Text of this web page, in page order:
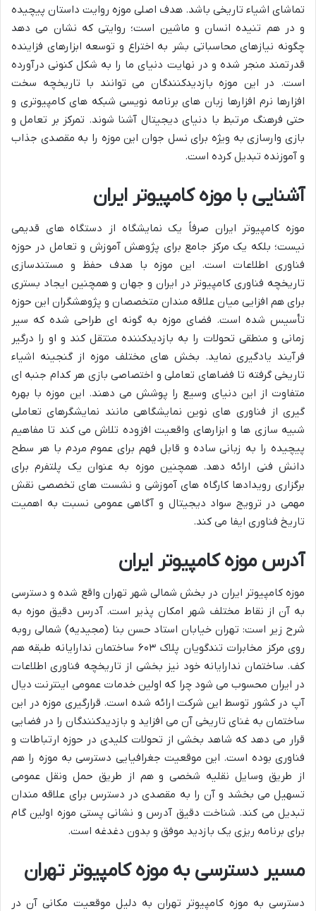
تماشای اشیاء تاریخی باشد. هدف اصلی موزه روایت داستان پیچیده
و در هم تنیده انسان و ماشین است؛ روایتی که نشان می دهد
چگونه نیازهای محاسباتی بشر به اختراع و توسعه ابزارهای فزاینده
قدرتمند منجر شده و در نهایت دنیای ما را به شکل کنونی درآورده
است. در این موزه بازدیدکنندگان می توانند با تاریخچه سخت
افزارها نرم افزارها زبان های برنامه نویسی شبکه های کامپیوتری و
حتی فرهنگ مرتبط با دنیای دیجیتال آشنا شوند. تمرکز بر تعامل و
بازی وارسازی به ویژه برای نسل جوان این موزه را به مقصدی جذاب
و آموزنده تبدیل کرده است.
آشنایی با موزه کامپیوتر ایران
موزه کامپیوتر ایران صرفاً یک نمایشگاه از دستگاه های قدیمی
نیست؛ بلکه یک مرکز جامع برای پژوهش آموزش و تعامل در حوزه
فناوری اطلاعات است. این موزه با هدف حفظ و مستندسازی
تاریخچه فناوری کامپیوتر در ایران و جهان و همچنین ایجاد بستری
برای هم افزایی میان علاقه مندان متخصصان و پژوهشگران این حوزه
تأسیس شده است. فضای موزه به گونه ای طراحی شده که سیر
زمانی و منطقی تحولات را به بازدیدکننده منتقل کند و او را درگیر
فرآیند یادگیری نماید. بخش های مختلف موزه از گنجینه اشیاء
تاریخی گرفته تا فضاهای تعاملی و اختصاصی بازی هر کدام جنبه ای
متفاوت از این دنیای وسیع را پوشش می دهند. این موزه با بهره
گیری از فناوری های نوین نمایشگاهی مانند نمایشگرهای تعاملی
شبیه سازی ها و ابزارهای واقعیت افزوده تلاش می کند تا مفاهیم
پیچیده را به زبانی ساده و قابل فهم برای عموم مردم با هر سطح
دانش فنی ارائه دهد. همچنین موزه به عنوان یک پلتفرم برای
برگزاری رویدادها کارگاه های آموزشی و نشست های تخصصی نقش
مهمی در ترویج سواد دیجیتال و آگاهی عمومی نسبت به اهمیت
تاریخ فناوری ایفا می کند.
آدرس موزه کامپیوتر ایران
موزه کامپیوتر ایران در بخش شمالی شهر تهران واقع شده و دسترسی
به آن از نقاط مختلف شهر امکان پذیر است. آدرس دقیق موزه به
شرح زیر است: تهران خیابان استاد حسن بنا (مجیدیه) شمالی روبه
روی مرکز مخابرات تندگویان پلاک ۶۰۳ ساختمان ندارایانه طبقه هم
کف. ساختمان ندارایانه خود نیز بخشی از تاریخچه فناوری اطلاعات
در ایران محسوب می شود چرا که اولین خدمات عمومی اینترنت دیال
آپ در کشور توسط این شرکت ارائه شده است. قرارگیری موزه در این
ساختمان به غنای تاریخی آن می افزاید و بازدیدکنندگان را در فضایی
قرار می دهد که شاهد بخشی از تحولات کلیدی در حوزه ارتباطات و
فناوری بوده است. این موقعیت جغرافیایی دسترسی به موزه را هم
از طریق وسایل نقلیه شخصی و هم از طریق حمل ونقل عمومی
تسهیل می بخشد و آن را به مقصدی در دسترس برای علاقه مندان
تبدیل می کند. شناخت دقیق آدرس و نشانی پستی موزه اولین گام
برای برنامه ریزی یک بازدید موفق و بدون دغدغه است.
مسیر دسترسی به موزه کامپیوتر تهران
دسترسی به موزه کامپیوتر تهران به دلیل موقعیت مکانی آن در